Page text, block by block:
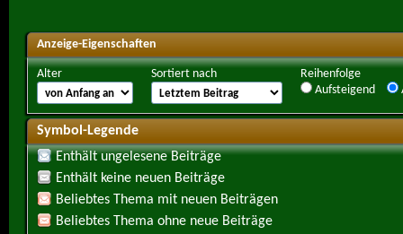
Anzeige-Eigenschaften
Alter Sortiert nach
Reihenfolge
Aufsteigend
Symbol-Legende
Enthält ungelesene Beiträge
Enthält keine neuen Beiträge
Beliebtes Thema mit neuen Beiträgen
Beliebtes Thema ohne neue Beiträge